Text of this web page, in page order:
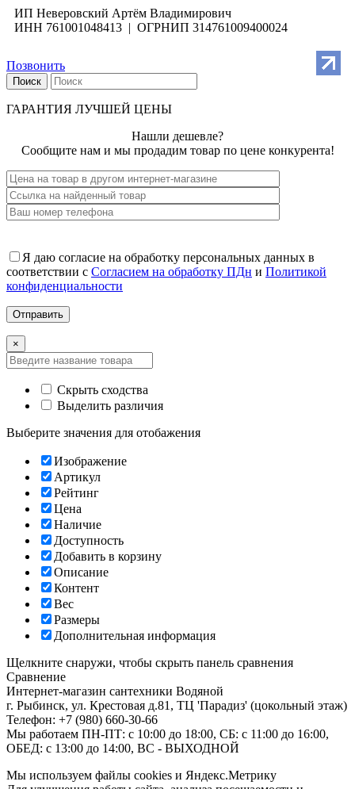
ИП Неверовский Артём Владимирович
ИНН 761001048413 | ОГРНИП 314761009400024
Позвонить
Поиск
ГАРАНТИЯ ЛУЧШЕЙ ЦЕНЫ
Нашли дешевле?
Сообщите нам и мы продадим товар по цене конкурента!
Я даю согласие на обработку персональных данных в
соответствии с Согласием на обработку ПДн и Политикой
конфиденциальности
×
Скрыть сходства
Выделить различия
Выберите значения для отобажения
Изображение
Артикул
Рейтинг
Цена
Наличие
Доступность
Добавить в корзину
Описание
Контент
Вес
Размеры
Дополнительная информация
Щелкните снаружи, чтобы скрыть панель сравнения
Сравнение
Интернет-магазин сантехники Водяной
г. Рыбинск, ул. Крестовая д.81, ТЦ 'Парадиз' (цокольный этаж)
Телефон: +7 (980) 660-30-66
Мы работаем ПН-ПТ: с 10:00 до 18:00, СБ: с 11:00 до 16:00,
ОБЕД: с 13:00 до 14:00, ВС - ВЫХОДНОЙ
Мы используем файлы cookies и Яндекс.Метрику